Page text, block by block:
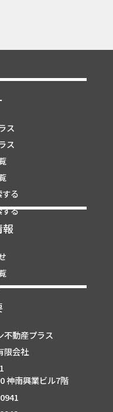
ス
ス
る
する
不動産プラス
限会社
神南興業ビル7階